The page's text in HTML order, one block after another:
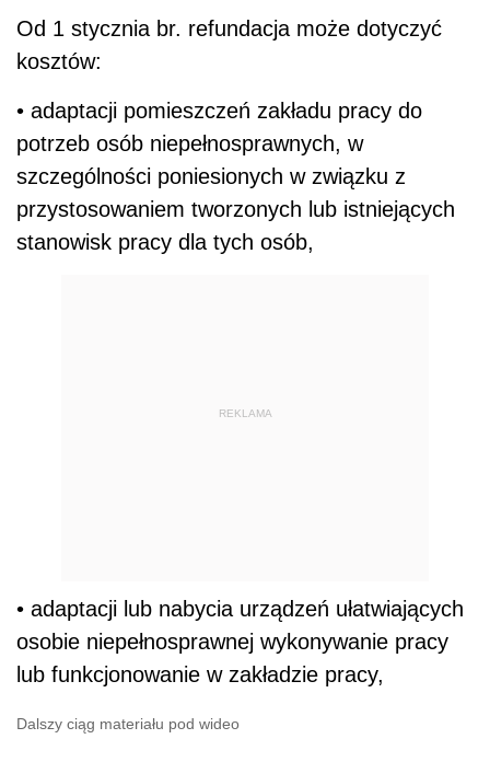
Od 1 stycznia br. refundacja może dotyczyć
kosztów:
• adaptacji pomieszczeń zakładu pracy do
potrzeb osób niepełnosprawnych, w
szczególności poniesionych w związku z
przystosowaniem tworzonych lub istniejących
stanowisk pracy dla tych osób,
REKLAMA
• adaptacji lub nabycia urządzeń ułatwiających
osobie niepełnosprawnej wykonywanie pracy
lub funkcjonowanie w zakładzie pracy,
Dalszy ciąg materiału pod wideo